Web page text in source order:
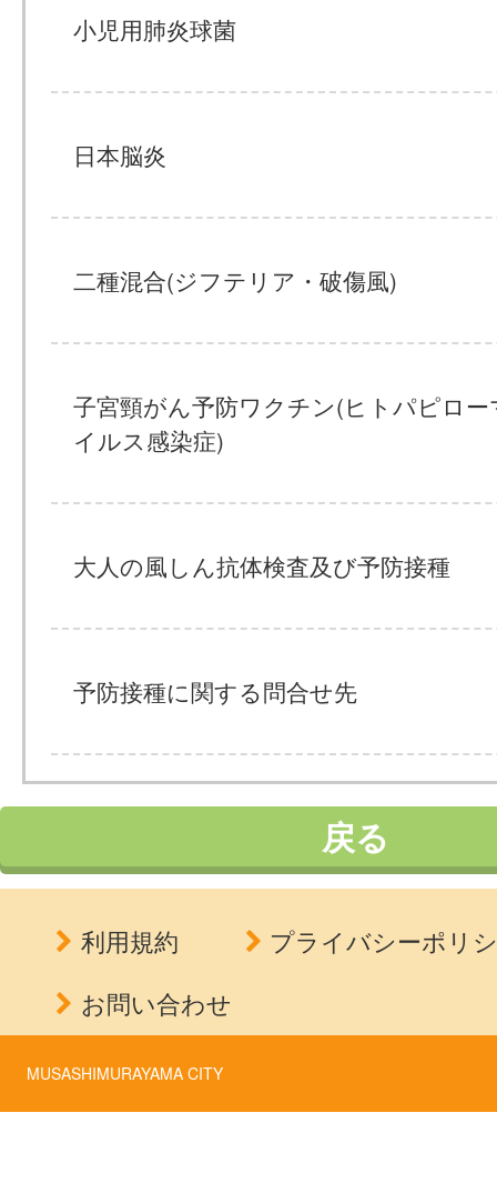
小児用肺炎球菌
日本脳炎
二種混合(ジフテリア・破傷風)
子宮頸がん予防ワクチン(ヒトパピロー
イルス感染症)
大人の風しん抗体検査及び予防接種
予防接種に関する問合せ先
戻る
利用規約
プライバシーポリ
お問い合わせ
MUSASHIMURAYAMA CITY